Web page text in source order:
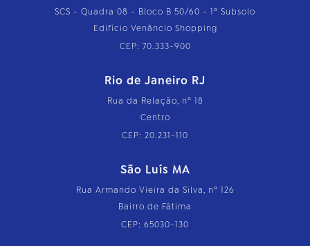
SCS - Quadra 08 - Bloco B 50/60 - 1º Subsolo
Edifício Venâncio Shopping
CEP: 70.333-900
Rio de Janeiro RJ
Rua da Relação, nº 18
Centro
CEP: 20.231-110
São Luís MA
Rua Armando Vieira da Silva, nº 126
Bairro de Fátima
CEP: 65030-130